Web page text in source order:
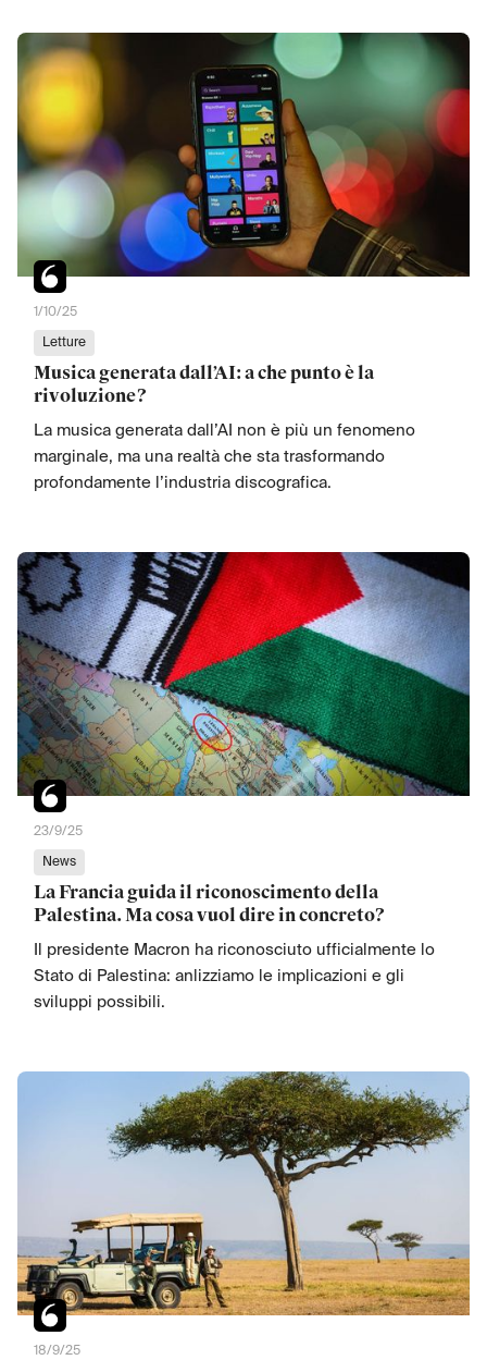
1/10/25
Letture
Musica generata dall’AI: a che punto è la
rivoluzione?
La musica generata dall’AI non è più un fenomeno
marginale, ma una realtà che sta trasformando
profondamente l’industria discografica.
23/9/25
News
La Francia guida il riconoscimento della
Palestina. Ma cosa vuol dire in concreto?
Il presidente Macron ha riconosciuto ufficialmente lo
Stato di Palestina: anlizziamo le implicazioni e gli
sviluppi possibili.
18/9/25